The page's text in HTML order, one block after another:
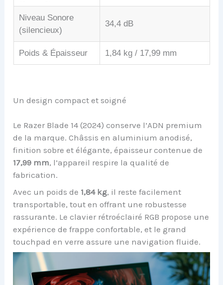
Niveau Sonore
(silencieux)
34,4 dB
Poids & Épaisseur 1,84 kg / 17,99 mm
Un design compact et soigné
Le Razer Blade 14 (2024) conserve l’ADN premium
de la marque. Châssis en aluminium anodisé,
finition sobre et élégante, épaisseur contenue de
17,99 mm, l’appareil respire la qualité de
fabrication.
Avec un poids de 1,84 kg, il reste facilement
transportable, tout en offrant une robustesse
rassurante. Le clavier rétroéclairé RGB propose une
expérience de frappe confortable, et le grand
touchpad en verre assure une navigation fluide.